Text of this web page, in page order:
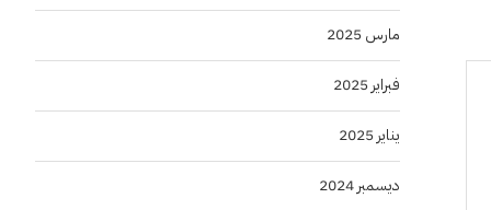
مارس 2025
فبراير 2025
يناير 2025
ديسمبر 2024